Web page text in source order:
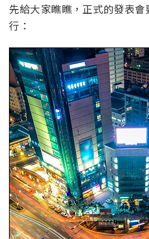
先給大家瞧瞧，正式的發表
行：